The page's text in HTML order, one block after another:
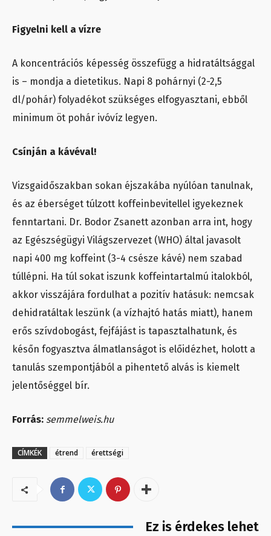
Figyelni kell a vízre
A koncentrációs képesség összefügg a hidratáltsággal
is – mondja a dietetikus. Napi 8 pohárnyi (2-2,5
dl/pohár) folyadékot szükséges elfogyasztani, ebből
minimum öt pohár ivóvíz legyen.
Csínján a kávéval!
Vizsgaidőszakban sokan éjszakába nyúlóan tanulnak,
és az éberséget túlzott koffeinbevitellel igyekeznek
fenntartani. Dr. Bodor Zsanett azonban arra int, hogy
az Egészségügyi Világszervezet (WHO) által javasolt
napi 400 mg koffeint (3-4 csésze kávé) nem szabad
túllépni. Ha túl sokat iszunk koffeintartalmú italokból,
akkor visszájára fordulhat a pozitív hatásuk: nemcsak
dehidratáltak leszünk (a vízhajtó hatás miatt), hanem
erős szívdobogást, fejfájást is tapasztalhatunk, és
későn fogyasztva álmatlanságot is előidézhet, holott a
tanulás szempontjából a pihentető alvás is kiemelt
jelentőséggel bír.
Forrás: semmelweis.hu
CÍMKÉK étrend érettségi
Ez is érdekes lehet